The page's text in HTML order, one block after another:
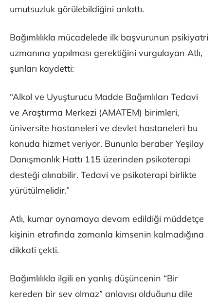
umutsuzluk görülebildiğini anlattı.
Bağımlılıkla mücadelede ilk başvurunun psikiyatri
uzmanına yapılması gerektiğini vurgulayan Atlı,
şunları kaydetti:
“Alkol ve Uyuşturucu Madde Bağımlıları Tedavi
ve Araştırma Merkezi (AMATEM) birimleri,
üniversite hastaneleri ve devlet hastaneleri bu
konuda hizmet veriyor. Bununla beraber Yeşilay
Danışmanlık Hattı 115 üzerinden psikoterapi
desteği alınabilir. Tedavi ve psikoterapi birlikte
yürütülmelidir.”
Atlı, kumar oynamaya devam edildiği müddetçe
kişinin etrafında zamanla kimsenin kalmadığına
dikkati çekti.
Bağımlılıkla ilgili en yanlış düşüncenin “Bir
kereden bir şey olmaz” anlayışı olduğunu dile